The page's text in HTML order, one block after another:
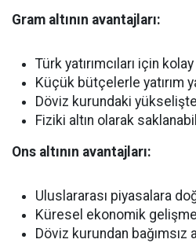
Gram altının avantajları:
Türk yatırımcıları için
Küçük bütçelerle yatırım
Döviz kurundaki
Fiziki altın olarak
Ons altının avantajları:
Uluslararası piyasalara
Küresel ekonomik
Döviz kurundan bağımsız